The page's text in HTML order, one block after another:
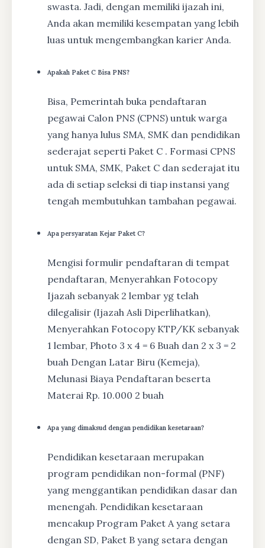
swasta. Jadi, dengan memiliki ijazah ini,
Anda akan memiliki kesempatan yang lebih
luas untuk mengembangkan karier Anda.
Apakah Paket C Bisa PNS?
Bisa, Pemerintah buka pendaftaran
pegawai Calon PNS (CPNS) untuk warga
yang hanya lulus SMA, SMK dan pendidikan
sederajat seperti Paket C . Formasi CPNS
untuk SMA, SMK, Paket C dan sederajat itu
ada di setiap seleksi di tiap instansi yang
tengah membutuhkan tambahan pegawai.
Apa persyaratan Kejar Paket C?
Mengisi formulir pendaftaran di tempat
pendaftaran, Menyerahkan Fotocopy
Ijazah sebanyak 2 lembar yg telah
dilegalisir (Ijazah Asli Diperlihatkan),
Menyerahkan Fotocopy KTP/KK sebanyak
1 lembar, Photo 3 x 4 = 6 Buah dan 2 x 3 = 2
buah Dengan Latar Biru (Kemeja),
Melunasi Biaya Pendaftaran beserta
Materai Rp. 10.000 2 buah
Apa yang dimaksud dengan pendidikan kesetaraan?
Pendidikan kesetaraan merupakan
program pendidikan non-formal (PNF)
yang menggantikan pendidikan dasar dan
menengah. Pendidikan kesetaraan
mencakup Program Paket A yang setara
dengan SD, Paket B yang setara dengan